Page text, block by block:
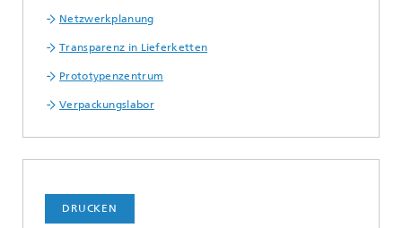
Netzwerkplanung
Transparenz in Lieferketten
Prototypenzentrum
Verpackungslabor
DRUCKEN